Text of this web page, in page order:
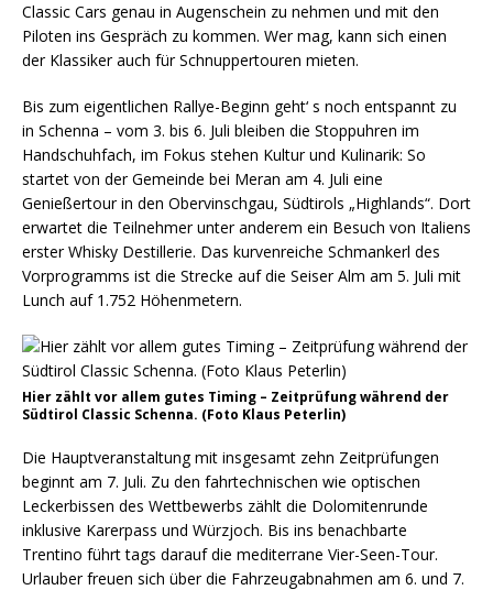
Classic Cars genau in Augenschein zu nehmen und mit den
Piloten ins Gespräch zu kommen. Wer mag, kann sich einen
der Klassiker auch für Schnuppertouren mieten.
Bis zum eigentlichen Rallye-Beginn geht‘ s noch entspannt zu
in Schenna – vom 3. bis 6. Juli bleiben die Stoppuhren im
Handschuhfach, im Fokus stehen Kultur und Kulinarik: So
startet von der Gemeinde bei Meran am 4. Juli eine
Genießertour in den Obervinschgau, Südtirols „Highlands“. Dort
erwartet die Teilnehmer unter anderem ein Besuch von Italiens
erster Whisky Destillerie. Das kurvenreiche Schmankerl des
Vorprogramms ist die Strecke auf die Seiser Alm am 5. Juli mit
Lunch auf 1.752 Höhenmetern.
Hier zählt vor allem gutes Timing – Zeitprüfung während der
Südtirol Classic Schenna. (Foto Klaus Peterlin)
Die Hauptveranstaltung mit insgesamt zehn Zeitprüfungen
beginnt am 7. Juli. Zu den fahrtechnischen wie optischen
Leckerbissen des Wettbewerbs zählt die Dolomitenrunde
inklusive Karerpass und Würzjoch. Bis ins benachbarte
Trentino führt tags darauf die mediterrane Vier-Seen-Tour.
Urlauber freuen sich über die Fahrzeugabnahmen am 6. und 7.